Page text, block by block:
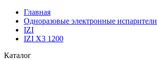
Главная
Одноразовые электронные испарители
IZI
IZI X3 1200
Каталог